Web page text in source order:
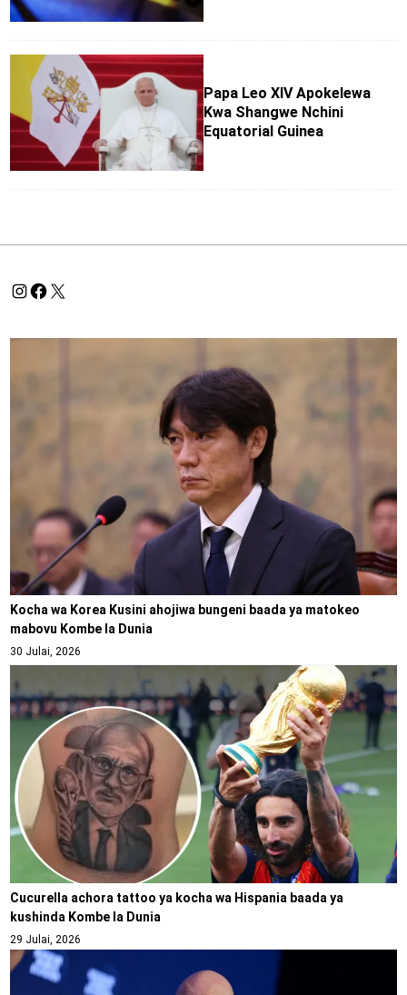
Papa Leo XIV Apokelewa
Kwa Shangwe Nchini
Equatorial Guinea
Kocha wa Korea Kusini ahojiwa bungeni baada ya matokeo
mabovu Kombe la Dunia
30 Julai, 2026
Cucurella achora tattoo ya kocha wa Hispania baada ya
kushinda Kombe la Dunia
29 Julai, 2026